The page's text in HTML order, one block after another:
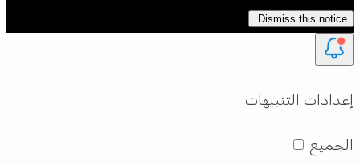
Dismiss this notice.
إعدادات التنبيهات
الجميع